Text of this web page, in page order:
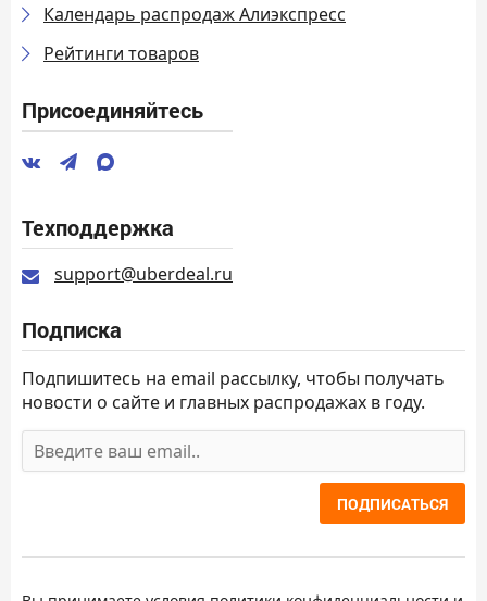
Календарь распродаж Алиэкспресс
Рейтинги товаров
Присоединяйтесь
Техподдержка
support@uberdeal.ru
Подписка
Подпишитесь на email рассылку, чтобы получать
новости о сайте и главных распродажах в году.
ПОДПИСАТЬСЯ